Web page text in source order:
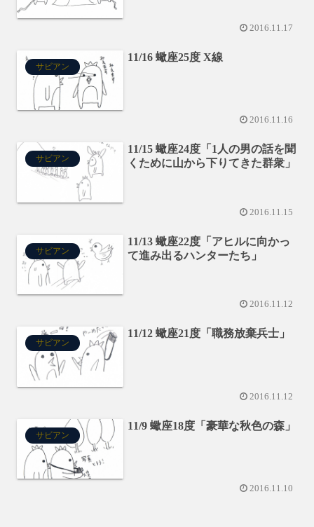
2016.11.17
サビアン
11/16 蠍座25度 X線
2016.11.16
サビアン
11/15 蠍座24度「1人の男の話を聞
くために山から下りてきた群衆」
2016.11.15
サビアン
11/13 蠍座22度「アヒルに向かっ
て進み出るハンターたち」
2016.11.12
サビアン
11/12 蠍座21度「職務放棄兵士」
2016.11.12
サビアン
11/9 蠍座18度「豪華な秋色の森」
2016.11.10